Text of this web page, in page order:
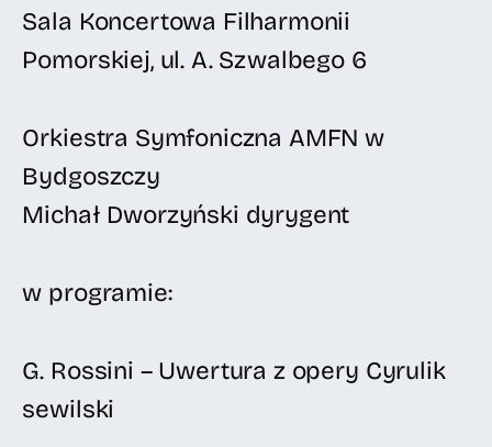
Sala Koncertowa Filharmonii
Pomorskiej, ul. A. Szwalbego 6
Orkiestra Symfoniczna AMFN w
Bydgoszczy
Michał Dworzyński dyrygent
w programie:
G. Rossini – Uwertura z opery Cyrulik
sewilski